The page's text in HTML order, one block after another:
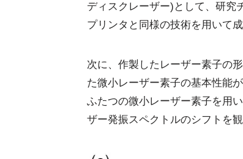
ディスクレーザー)として、研究
プリンタと同様の技術を用いて
次に、作製したレーザー素子の
た微小レーザー素子の基本性能
ふたつの微小レーザー素子を用
ザー発振スペクトルのシフトを